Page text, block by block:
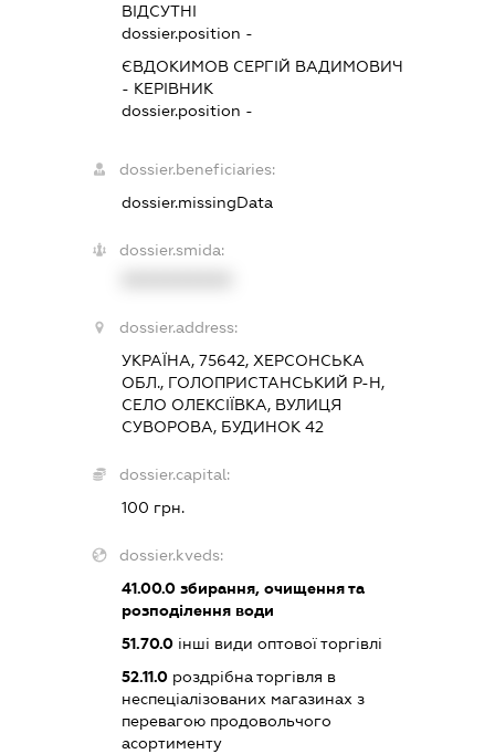
ВІДСУТНІ
dossier.position -
ЄВДОКИМОВ СЕРГІЙ ВАДИМОВИЧ
- КЕРІВНИК
dossier.position -
dossier.beneficiaries:
dossier.missingData
dossier.smida:
dossier.address:
УКРАЇНА, 75642, ХЕРСОНСЬКА
ОБЛ., ГОЛОПРИСТАНСЬКИЙ Р-Н,
СЕЛО ОЛЕКСІЇВКА, ВУЛИЦЯ
СУВОРОВА, БУДИНОК 42
dossier.capital:
100 грн.
dossier.kveds:
41.00.0збирання, очищення та
розподілення води
51.70.0інші види оптової торгівлі
52.11.0роздрібна торгівля в
неспеціалізованих магазинах з
перевагою продовольчого
асортименту